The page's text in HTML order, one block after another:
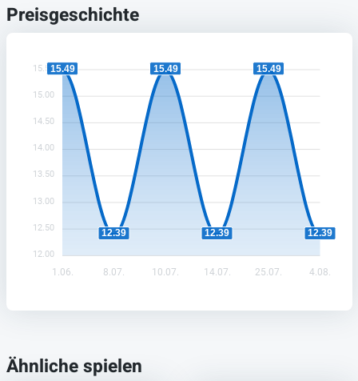
Preisgeschichte
15.50
15.00
14.50
14.00
13.50
13.00
12.50
12.00
15.49
12.39
15.49
12.39
15.49
12.39
1.06. 8.07. 10.07. 14.07. 25.07. 4.08.
Ähnliche spielen